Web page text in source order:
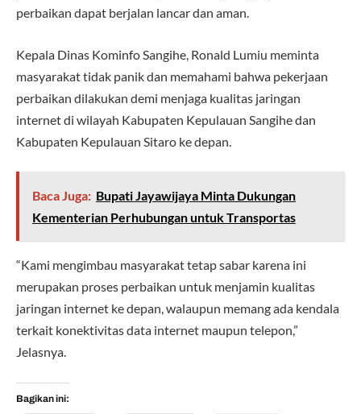
perbaikan dapat berjalan lancar dan aman.
Kepala Dinas Kominfo Sangihe, Ronald Lumiu meminta
masyarakat tidak panik dan memahami bahwa pekerjaan
perbaikan dilakukan demi menjaga kualitas jaringan
internet di wilayah Kabupaten Kepulauan Sangihe dan
Kabupaten Kepulauan Sitaro ke depan.
Baca Juga: Bupati Jayawijaya Minta Dukungan
Kementerian Perhubungan untuk Transportas
“Kami mengimbau masyarakat tetap sabar karena ini
merupakan proses perbaikan untuk menjamin kualitas
jaringan internet ke depan, walaupun memang ada kendala
terkait konektivitas data internet maupun telepon,”
Jelasnya.
Bagikan ini: